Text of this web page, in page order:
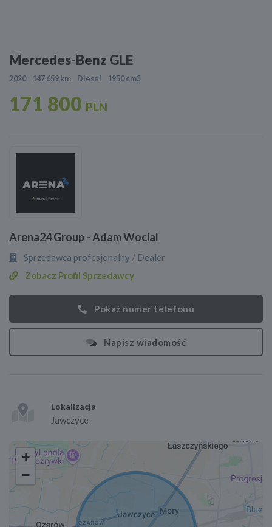
Mercedes-Benz GLE
2020 147 659 km Diesel 1950 cm3
171 800 PLN
Arena24 Group - Adam Wocial
Sprzedawca profesjonalny / Dealer
Zobacz Profil Sprzedawcy
Pokaż numer telefonu
Napisz wiadomość
Lokalizacja
Jawczyce
+
−